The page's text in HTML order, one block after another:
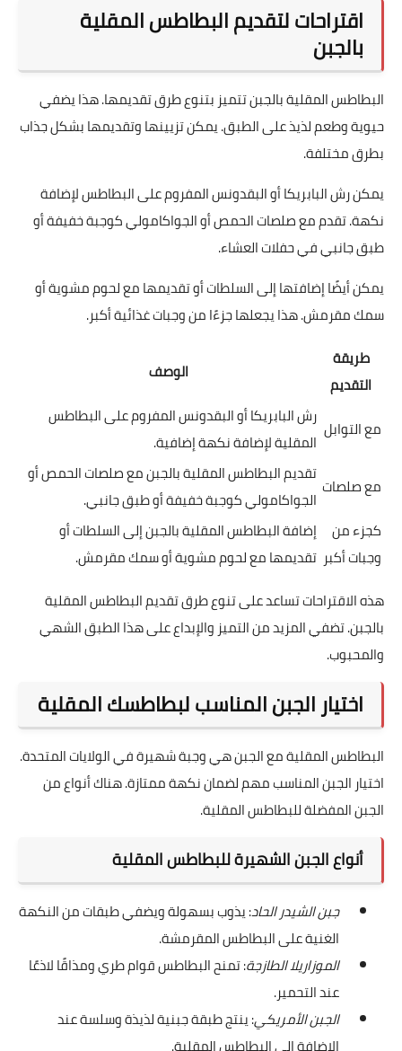
اقتراحات لتقديم البطاطس المقلية
بالجبن
البطاطس المقلية بالجبن تتميز بتنوع طرق تقديمها. هذا يضفي
حيوية وطعم لذيذ على الطبق. يمكن تزيينها وتقديمها بشكل جذاب
بطرق مختلفة.
يمكن رش البابريكا أو البقدونس المفروم على البطاطس لإضافة
نكهة. تقدم مع صلصات الحمص أو الجواكامولي كوجبة خفيفة أو
طبق جانبي في حفلات العشاء.
يمكن أيضًا إضافتها إلى السلطات أو تقديمها مع لحوم مشوية أو
سمك مقرمش. هذا يجعلها جزءًا من وجبات غذائية أكبر.
طريقة
التقديم
الوصف
مع التوابل
رش البابريكا أو البقدونس المفروم على البطاطس
المقلية لإضافة نكهة إضافية.
مع صلصات
تقديم البطاطس المقلية بالجبن مع صلصات الحمص أو
الجواكامولي كوجبة خفيفة أو طبق جانبي.
كجزء من
وجبات أكبر
إضافة البطاطس المقلية بالجبن إلى السلطات أو
تقديمها مع لحوم مشوية أو سمك مقرمش.
هذه الاقتراحات تساعد على تنوع طرق تقديم البطاطس المقلية
بالجبن. تضفي المزيد من التميز والإبداع على هذا الطبق الشهي
والمحبوب.
اختيار الجبن المناسب لبطاطسك المقلية
البطاطس المقلية مع الجبن هي وجبة شهيرة في الولايات المتحدة.
اختيار الجبن المناسب مهم لضمان نكهة ممتازة. هناك أنواع من
الجبن المفضلة للبطاطس المقلية.
أنواع الجبن الشهيرة للبطاطس المقلية
جبن الشيدر الحاد: يذوب بسهولة ويضفي طبقات من النكهة
الغنية على البطاطس المقرمشة.
الموزاريلا الطازجة: تمنح البطاطس قوام طري ومذاقًا لاذعًا
عند التحمير.
الجبن الأمريكي: ينتج طبقة جبنية لذيذة وسلسة عند
الإضافة إلى البطاطس المقلية.